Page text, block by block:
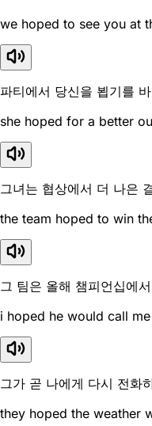
we hoped to see you at
파티에서 당신을 뵙기를
she hoped for a better
그녀는 협상에서 더 나은
the team hoped to win
그 팀은 올해 챔피언십에
i hoped he would call
그가 곧 나에게 다시 전화
they hoped the weather